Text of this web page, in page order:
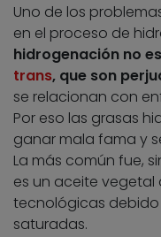
Uno de los
en el proceso de
hidrogenación no
trans, que son
se relacionan con
Por eso las grasas
ganar mala fama y
La más común fue,
es un aceite vegetal
tecnológicas
saturadas.